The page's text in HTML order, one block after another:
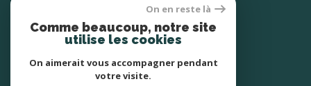
On en reste là
Comme beaucoup, notre site
utilise les cookies
On aimerait vous accompagner pendant
votre visite.